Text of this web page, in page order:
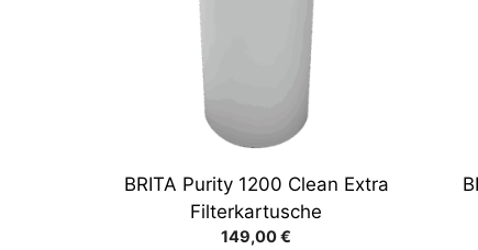
BRITA Purity 1200 Clean Extra
Filterkartusche
149,00€